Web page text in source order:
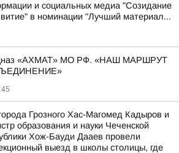
и социальных медиа "Созидание
в номинации "Лучший материал...
«АХМАТ» МО РФ. «НАШ МАРШРУТ
Грозного Хас-Магомед Кадыров и
образования и науки Чеченской
Хож-Бауди Дааев провели
выезд в школы столицы, где